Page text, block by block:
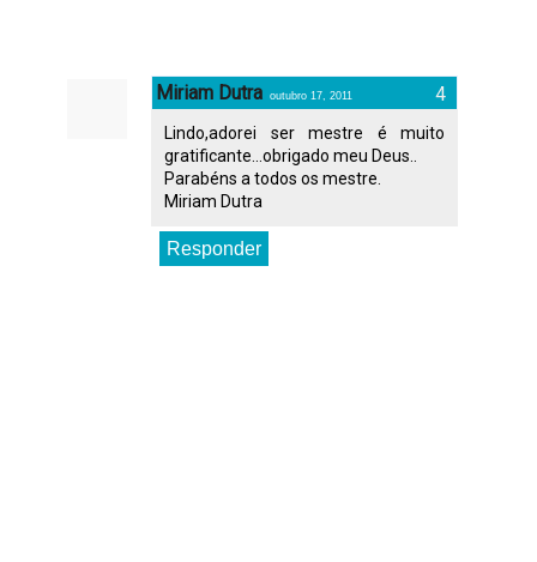
Miriam Dutra outubro 17, 2011
Lindo,adorei ser mestre é muito
gratificante...obrigado meu Deus..
Parabéns a todos os mestre.
Miriam Dutra
Responder